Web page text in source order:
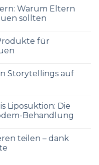
Warum Eltern
sollten
für
Storytellings auf
Liposuktion: Die
Behandlung
teilen – dank